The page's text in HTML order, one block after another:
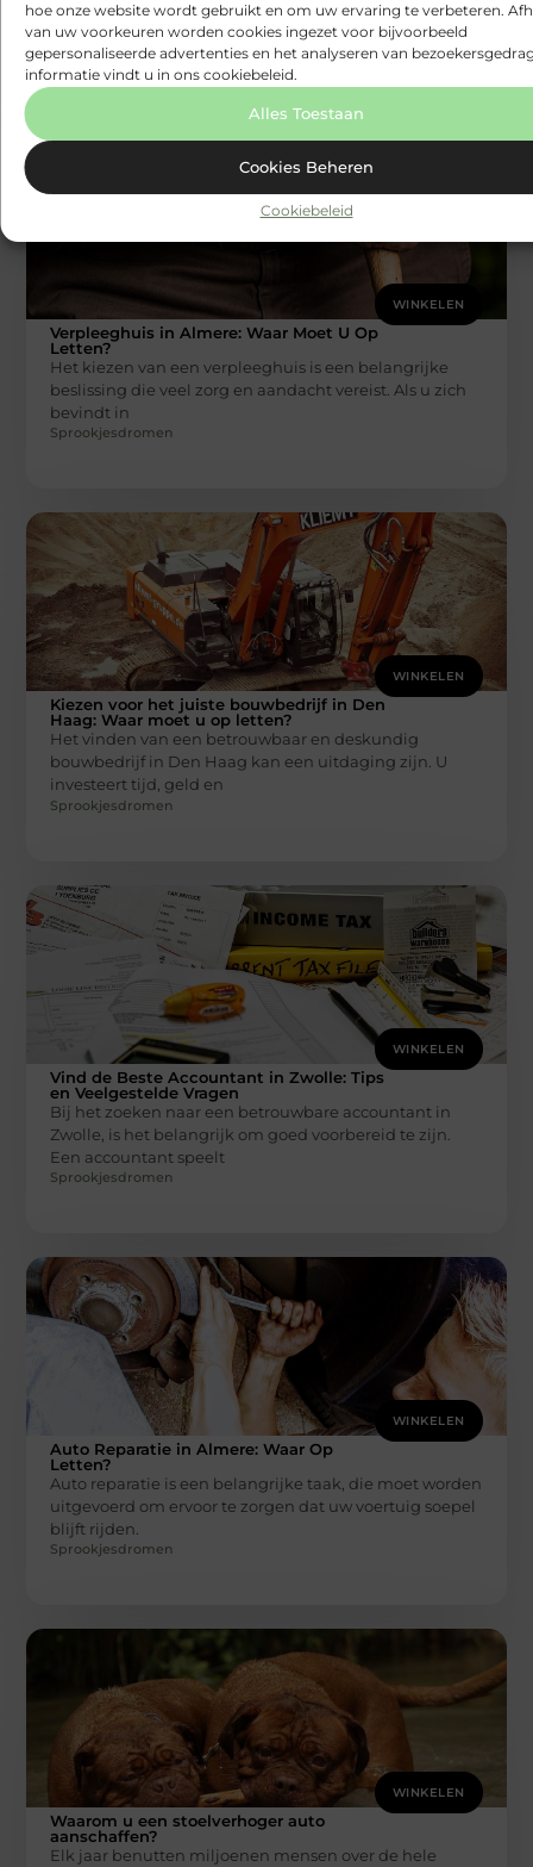
hoe onze website wordt gebruikt en om uw ervaring te verbeteren.
van uw voorkeuren worden cookies ingezet voor bijvoorbeeld
gepersonaliseerde advertenties en het analyseren van
informatie vindt u in ons cookiebeleid.
Alles Toestaan
Cookies Beheren
Cookiebeleid
leven. Ieder moment is kostbaar en je wilt deze
Sprookjesdromen
WINKELEN
Verpleeghuis in Almere: Waar Moet U Op
Letten?
Het kiezen van een verpleeghuis is een belangrijke
beslissing die veel zorg en aandacht vereist. Als u zich
bevindt in
Sprookjesdromen
WINKELEN
Kiezen voor het juiste bouwbedrijf in Den
Haag: Waar moet u op letten?
Het vinden van een betrouwbaar en deskundig
bouwbedrijf in Den Haag kan een uitdaging zijn. U
investeert tijd, geld en
Sprookjesdromen
WINKELEN
Vind de Beste Accountant in Zwolle: Tips
en Veelgestelde Vragen
Bij het zoeken naar een betrouwbare accountant in
Zwolle, is het belangrijk om goed voorbereid te zijn.
Een accountant speelt
Sprookjesdromen
WINKELEN
Auto Reparatie in Almere: Waar Op
Letten?
Auto reparatie is een belangrijke taak, die moet worden
uitgevoerd om ervoor te zorgen dat uw voertuig soepel
blijft rijden.
Sprookjesdromen
WINKELEN
Waarom u een stoelverhoger auto
aanschaffen?
Elk jaar benutten miljoenen mensen over de hele